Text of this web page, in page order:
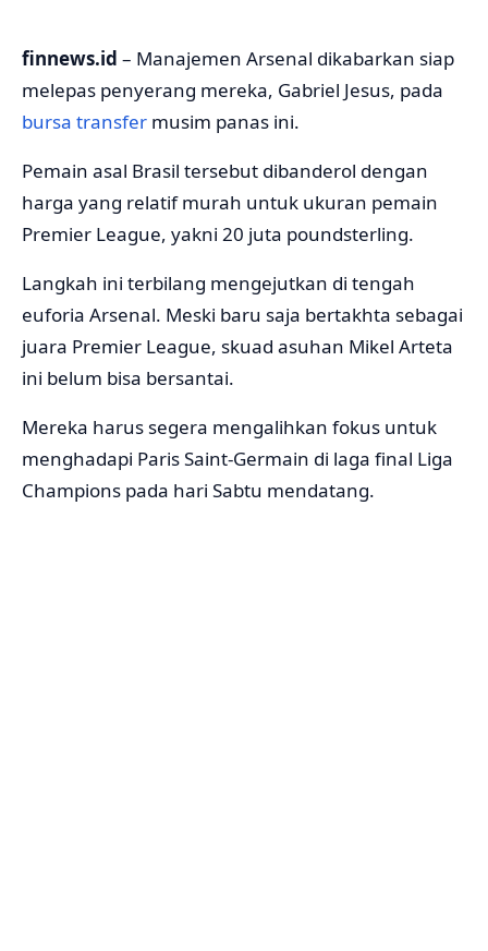
finnews.id – Manajemen Arsenal dikabarkan siap
melepas penyerang mereka, Gabriel Jesus, pada
bursa transfer musim panas ini.
Pemain asal Brasil tersebut dibanderol dengan
harga yang relatif murah untuk ukuran pemain
Premier League, yakni 20 juta poundsterling.
Langkah ini terbilang mengejutkan di tengah
euforia Arsenal. Meski baru saja bertakhta sebagai
juara Premier League, skuad asuhan Mikel Arteta
ini belum bisa bersantai.
Mereka harus segera mengalihkan fokus untuk
menghadapi Paris Saint-Germain di laga final Liga
Champions pada hari Sabtu mendatang.